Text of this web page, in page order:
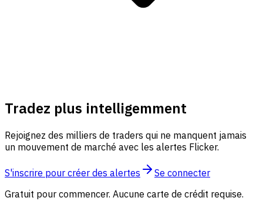
Tradez plus intelligemment
Rejoignez des milliers de traders qui ne manquent jamais
un mouvement de marché avec les alertes Flicker.
S'inscrire pour créer des alertes
Se connecter
Gratuit pour commencer. Aucune carte de crédit requise.